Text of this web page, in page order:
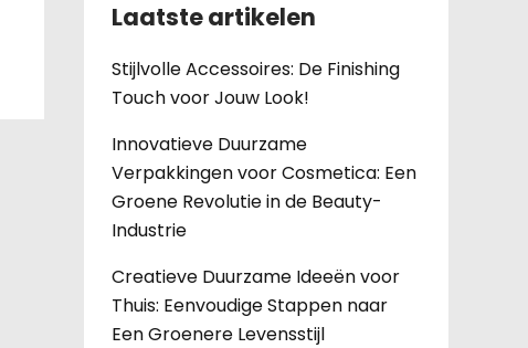
Laatste artikelen
Stijlvolle Accessoires: De Finishing
Touch voor Jouw Look!
Innovatieve Duurzame
Verpakkingen voor Cosmetica: Een
Groene Revolutie in de Beauty-
Industrie
Creatieve Duurzame Ideeën voor
Thuis: Eenvoudige Stappen naar
Een Groenere Levensstijl